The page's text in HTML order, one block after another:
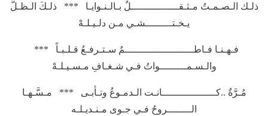
ذلـك الـصـمـتُ مـثـقــــــــــــــــلٌ بـالـنـوايـا *** ذلـكَ الـظـلُّ
يـخـتـــــــــشـي مـن دلـيـلـهْ
فـهـنـا فـاطـــــــــــــــــــــــمٌ سـتـرفـعُ قـلـبـاً ***
والـسـمـــــــــواتُ فـي شـغـافِ مـسـيـلـهْ
مُـرَّةٌ ..كــــــــــــــــــانـت الـدمـوعُ وتـأبـى *** مـسَّـهـا
الــــــــروحُ فـي جـوى مـنـديـلـه